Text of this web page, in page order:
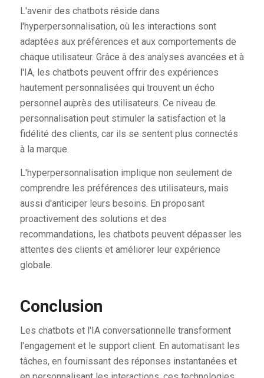
L'avenir des chatbots réside dans
l'hyperpersonnalisation, où les interactions sont
adaptées aux préférences et aux comportements de
chaque utilisateur. Grâce à des analyses avancées et à
l'IA, les chatbots peuvent offrir des expériences
hautement personnalisées qui trouvent un écho
personnel auprès des utilisateurs. Ce niveau de
personnalisation peut stimuler la satisfaction et la
fidélité des clients, car ils se sentent plus connectés
à la marque.
L'hyperpersonnalisation implique non seulement de
comprendre les préférences des utilisateurs, mais
aussi d'anticiper leurs besoins. En proposant
proactivement des solutions et des
recommandations, les chatbots peuvent dépasser les
attentes des clients et améliorer leur expérience
globale.
Conclusion
Les chatbots et l'IA conversationnelle transforment
l'engagement et le support client. En automatisant les
tâches, en fournissant des réponses instantanées et